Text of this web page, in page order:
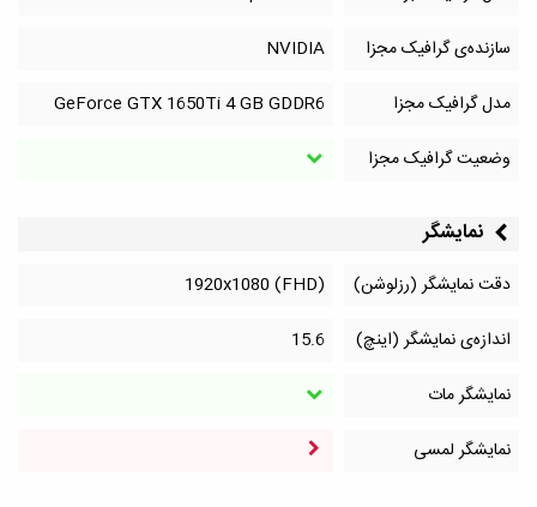
سازنده‌ی گرافیک مجزا
NVIDIA
مدل گرافیک مجزا
GeForce GTX 1650Ti 4 GB GDDR6
وضعیت گرافیک مجزا
نمایشگر
دقت نمایشگر (رزلوشن)
1920x1080 (FHD)
اندازه‌ی نمایشگر (اینچ)
15.6
نمایشگر مات
نمایشگر لمسی